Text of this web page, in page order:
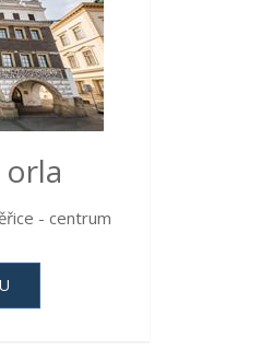
- centrum